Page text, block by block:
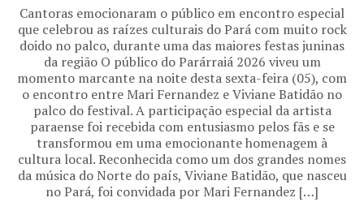
Cantoras emocionaram o público em encontro especial
que celebrou as raízes culturais do Pará com muito rock
doido no palco, durante uma das maiores festas juninas
da região O público do Parárraiá 2026 viveu um
momento marcante na noite desta sexta-feira (05), com
o encontro entre Mari Fernandez e Viviane Batidão no
palco do festival. A participação especial da artista
paraense foi recebida com entusiasmo pelos fãs e se
transformou em uma emocionante homenagem à
cultura local. Reconhecida como um dos grandes nomes
da música do Norte do país, Viviane Batidão, que nasceu
no Pará, foi convidada por Mari Fernandez […]